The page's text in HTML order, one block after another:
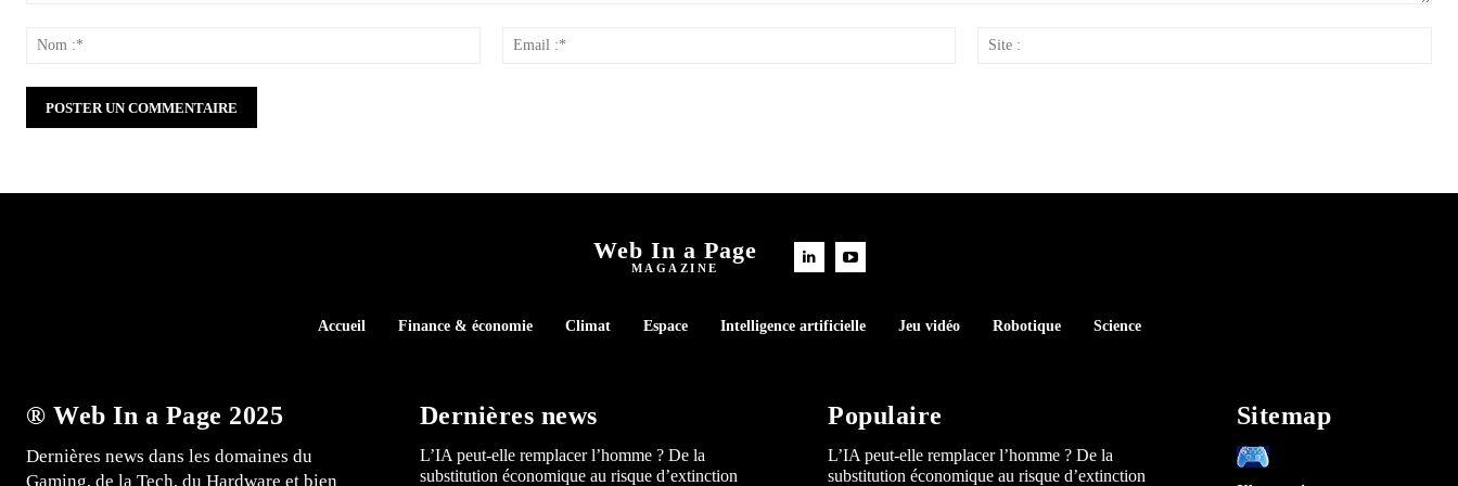
Email
Web In a Page
MAGAZINE
Accueil Finance & économie Climat Espace Intelligence artificielle Jeu vidéo Robotique Science
® Web In a Page 2025
Dernières news dans les domaines du
Gaming, de la Tech, du Hardware et bien
Dernières news
L’IA peut-elle remplacer l’homme ? De la
substitution économique au risque d’extinction
Populaire
L’IA peut-elle remplacer l’homme ? De la
substitution économique au risque d’extinction
Sitemap